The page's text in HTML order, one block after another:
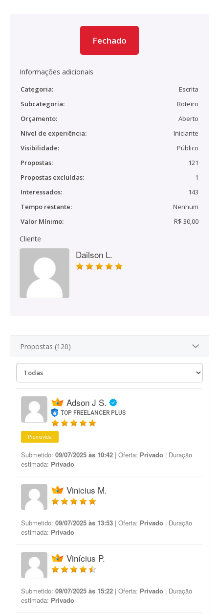
Fechado
Informações adicionais
Categoria:
Escrita
Subcategoria:
Roteiro
Orçamento:
Aberto
Nível de experiência:
Iniciante
Visibilidade:
Público
Propostas:
121
Propostas excluídas:
1
Interessados:
143
Tempo restante:
Nenhum
Valor Mínimo:
R$ 30,00
Cliente
Dailson L.
Propostas (120)
Adson J S.
TOP FREELANCER PLUS
Promovida
Submetido: 09/07/2025 às 10:42 | Oferta: Privado | Duração
estimada: Privado
Vinicius M.
Submetido: 09/07/2025 às 13:53 | Oferta: Privado | Duração
estimada: Privado
Vinícius P.
Submetido: 09/07/2025 às 15:22 | Oferta: Privado | Duração
estimada: Privado